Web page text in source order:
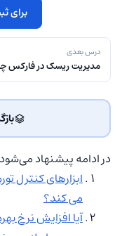
برای
درس بعدی
مدیریت ریسک در فارکس
در ادامه پیشنهاد
ابزارهای کنترل
می کند؟
آیا افزایش نرخ